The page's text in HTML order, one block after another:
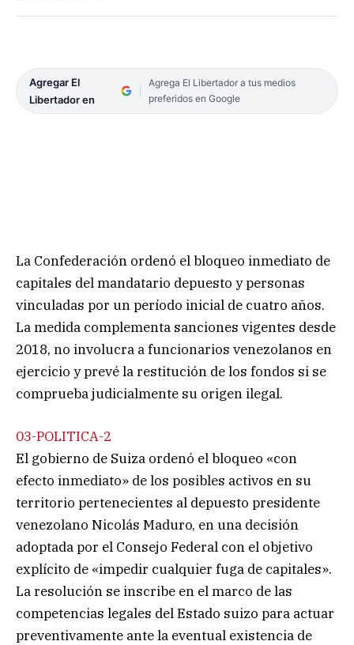
Agregar El
Libertador en
Agrega El Libertador a tus medios
preferidos en Google
La Confederación ordenó el bloqueo inmediato de
capitales del mandatario depuesto y personas
vinculadas por un período inicial de cuatro años.
La medida complementa sanciones vigentes desde
2018, no involucra a funcionarios venezolanos en
ejercicio y prevé la restitución de los fondos si se
comprueba judicialmente su origen ilegal.
03-POLITICA-2
El gobierno de Suiza ordenó el bloqueo «con
efecto inmediato» de los posibles activos en su
territorio pertenecientes al depuesto presidente
venezolano Nicolás Maduro, en una decisión
adoptada por el Consejo Federal con el objetivo
explícito de «impedir cualquier fuga de capitales».
La resolución se inscribe en el marco de las
competencias legales del Estado suizo para actuar
preventivamente ante la eventual existencia de